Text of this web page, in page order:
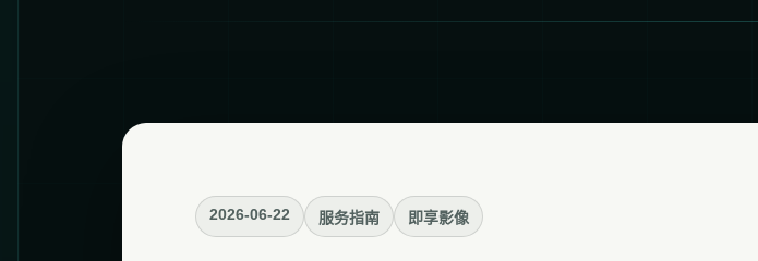
2026-06-22 服务指南 即享影像